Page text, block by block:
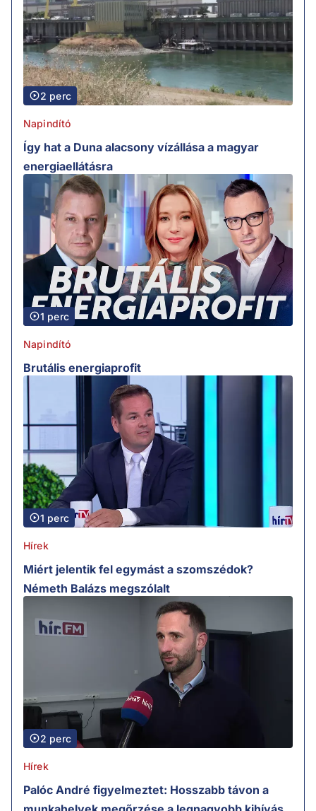
2 perc
Napindító
Így hat a Duna alacsony vízállása a magyar
energiaellátásra
1 perc
Napindító
Brutális energiaprofit
1 perc
Hírek
Miért jelentik fel egymást a szomszédok?
Németh Balázs megszólalt
2 perc
Hírek
Palóc André figyelmeztet: Hosszabb távon a